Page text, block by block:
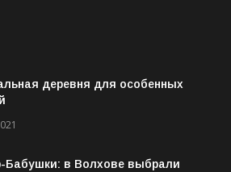
деревня для особенных
Бабушки: в Волхове выбрали